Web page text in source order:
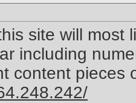
site will most
including
content pieces